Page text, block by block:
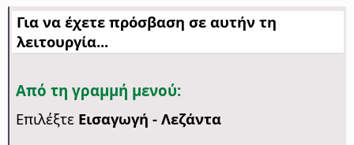
Για να έχετε πρόσβαση σε αυτήν τη
λειτουργία...
Από τη γραμμή μενού:
Επιλέξτε Εισαγωγή - Λεζάντα